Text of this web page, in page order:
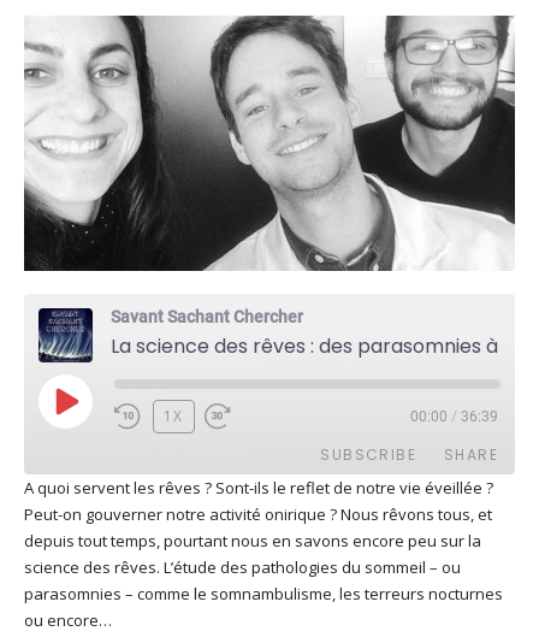
Savant Sachant Chercher
PLAY
EPISODE
1X 00:00 / 36:39
SUBSCRIBE SHARE
Apple Podcasts Deezer
Google Play PocketCasts
Podcast Addict RSS
SHARE
LINK
EMBED
A quoi servent les rêves ? Sont-ils le reflet de notre vie éveillée ?
Peut-on gouverner notre activité onirique ? Nous rêvons tous, et
depuis tout temps, pourtant nous en savons encore peu sur la
science des rêves. L’étude des pathologies du sommeil – ou
parasomnies – comme le somnambulisme, les terreurs nocturnes
ou encore…